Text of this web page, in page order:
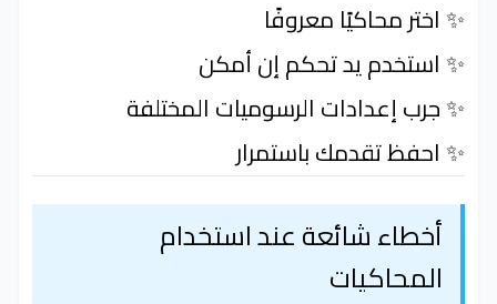
✨ اختر محاكيًا معروفًا
✨ استخدم يد تحكم إن أمكن
✨ جرب إعدادات الرسوميات المختلفة
✨ احفظ تقدمك باستمرار
أخطاء شائعة عند استخدام
المحاكيات